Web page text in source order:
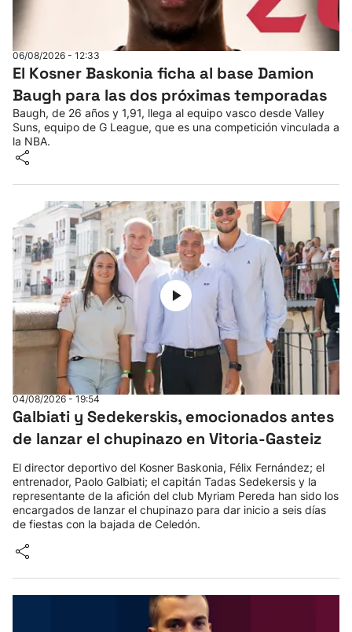
06/08/2026 - 12:33
El Kosner Baskonia ficha al base Damion
Baugh para las dos próximas temporadas
Baugh, de 26 años y 1,91, llega al equipo vasco desde Valley
Suns, equipo de G League, que es una competición vinculada a
la NBA.
04/08/2026 - 19:54
Galbiati y Sedekerskis, emocionados antes
de lanzar el chupinazo en Vitoria-Gasteiz
El director deportivo del Kosner Baskonia, Félix Fernández; el
entrenador, Paolo Galbiati; el capitán Tadas Sedekersis y la
representante de la afición del club Myriam Pereda han sido los
encargados de lanzar el chupinazo para dar inicio a seis días
de fiestas con la bajada de Celedón.